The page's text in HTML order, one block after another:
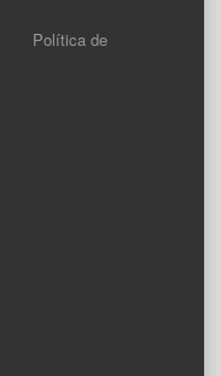
Política de